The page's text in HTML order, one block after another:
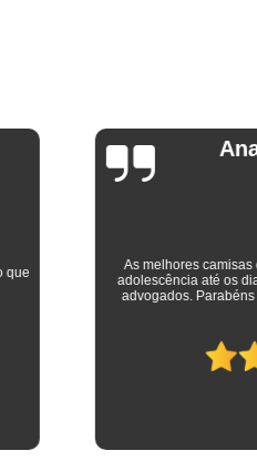
Camisa
Camisa
Camisa Social
Ana
As melhores camisas que
adolescência até os dias
advogados. Parabéns à